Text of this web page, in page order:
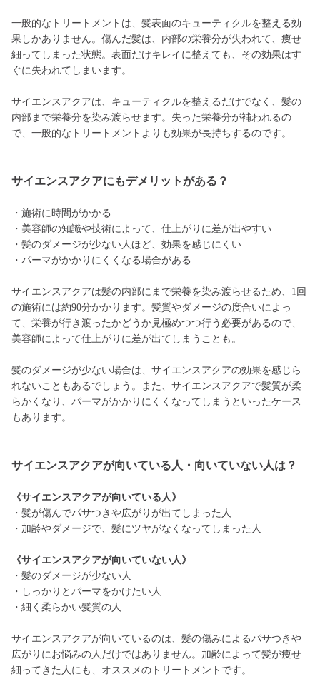
一般的なトリートメントは、髪表面のキューティクルを整える効
果しかありません。傷んだ髪は、内部の栄養分が失われて、痩せ
細ってしまった状態。表面だけキレイに整えても、その効果はす
ぐに失われてしまいます。
サイエンスアクアは、キューティクルを整えるだけでなく、髪の
内部まで栄養分を染み渡らせます。失った栄養分が補われるの
で、一般的なトリートメントよりも効果が長持ちするのです。
サイエンスアクアにもデメリットがある？
・施術に時間がかかる
・美容師の知識や技術によって、仕上がりに差が出やすい
・髪のダメージが少ない人ほど、効果を感じにくい
・パーマがかかりにくくなる場合がある
サイエンスアクアは髪の内部にまで栄養を染み渡らせるため、1回
の施術には約90分かかります。髪質やダメージの度合いによっ
て、栄養が行き渡ったかどうか見極めつつ行う必要があるので、
美容師によって仕上がりに差が出てしまうことも。
髪のダメージが少ない場合は、サイエンスアクアの効果を感じら
れないこともあるでしょう。また、サイエンスアクアで髪質が柔
らかくなり、パーマがかかりにくくなってしまうといったケース
もあります。
サイエンスアクアが向いている人・向いていない人は？
《サイエンスアクアが向いている人》
・髪が傷んでパサつきや広がりが出てしまった人
・加齢やダメージで、髪にツヤがなくなってしまった人
《サイエンスアクアが向いていない人》
・髪のダメージが少ない人
・しっかりとパーマをかけたい人
・細く柔らかい髪質の人
サイエンスアクアが向いているのは、髪の傷みによるパサつきや
広がりにお悩みの人だけではありません。加齢によって髪が痩せ
細ってきた人にも、オススメのトリートメントです。